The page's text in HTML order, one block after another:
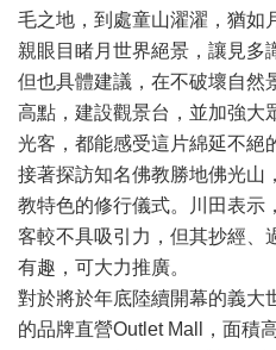
毛之地，到處童山濯濯，猶如
親眼目睹月世界絕景，讓見多
但也具體建議，在不破壞自然
高點，建設觀景台，並加強大
光客，都能感受這片綿延不絕
接著探訪知名佛教勝地佛光山
教特色的修行儀式。川田表示
客較不具吸引力，但其抄經、
有趣，可大力推廣。
對於將於年底陸續開幕的義大
的品牌直營Outlet Mall，面積